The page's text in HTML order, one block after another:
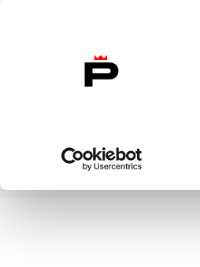
Etusivulle
Etusivu